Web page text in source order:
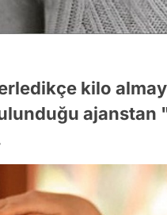
kilo